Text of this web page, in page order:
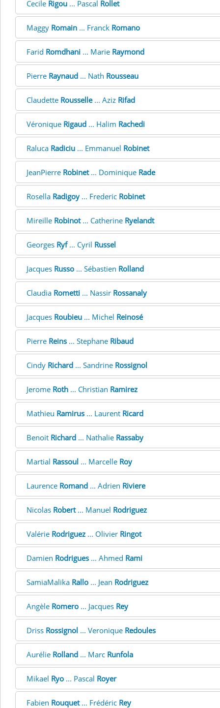
Cecile Rigou ... Pascal Rollet
Maggy Romain ... Franck Romano
Farid Romdhani ... Marie Raymond
Pierre Raynaud ... Nath Rousseau
Claudette Rousselle... Aziz Rifad
Véronique Rigaud ... Halim Rachedi
Raluca Radiciu ... Emmanuel Robinet
JeanPierre Robinet... Dominique Rade
Rosella Radigoy... Frederic Robinet
Mireille Robinot... Catherine Ryelandt
Georges Ryf... Cyril Russel
Jacques Russo ... Sébastien Rolland
Claudia Rometti ... Nassir Rossanaly
Jacques Roubieu ... Michel Reinosé
Pierre Reins ... Stephane Ribaud
Cindy Richard ... Sandrine Rossignol
Jerome Roth ... Christian Ramirez
Mathieu Ramirus ... Laurent Ricard
Benoit Richard ... Nathalie Rassaby
Martial Rassoul ... Marcelle Roy
Laurence Romand ... Adrien Riviere
Nicolas Robert... Manuel Rodriguez
Valérie Rodriguez ... Olivier Ringot
Damien Rodrigues ... Ahmed Rami
SamiaMalika Rallo ... Jean Rodriguez
Angèle Romero ... Jacques Rey
Driss Rossignol ... Veronique Redoules
Aurélie Rolland ... Marc Runfola
Mikael Ryo ... Pascal Royer
Fabien Rouquet... Frédéric Rey